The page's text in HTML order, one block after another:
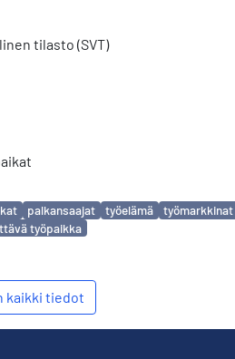
tilasto (SVT)
palkansaajat työelämä työmarkkinat
työpaikka
kaikki tiedot